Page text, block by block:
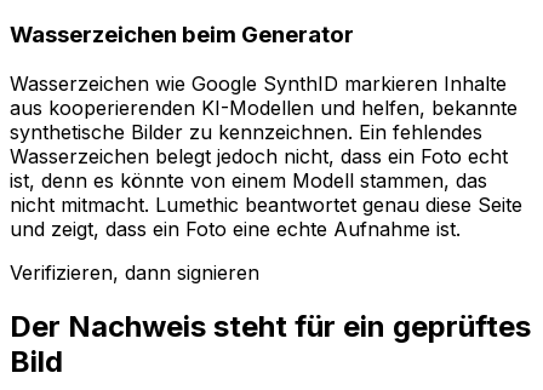
Wasserzeichen beim Generator
Wasserzeichen wie Google SynthID markieren Inhalte
aus kooperierenden KI-Modellen und helfen, bekannte
synthetische Bilder zu kennzeichnen. Ein fehlendes
Wasserzeichen belegt jedoch nicht, dass ein Foto echt
ist, denn es könnte von einem Modell stammen, das
nicht mitmacht. Lumethic beantwortet genau diese Seite
und zeigt, dass ein Foto eine echte Aufnahme ist.
Verifizieren, dann signieren
Der Nachweis steht für ein geprüftes
Bild